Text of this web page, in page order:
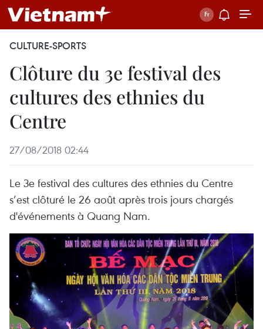
CULTURE-SPORTS
Clôture du 3e festival des
cultures des ethnies du
Centre
27/08/2018 02:44
Le 3e festival des cultures des ethnies du Centre
s’est clôturé le 26 août après trois jours chargés
d'événements à Quang Nam.